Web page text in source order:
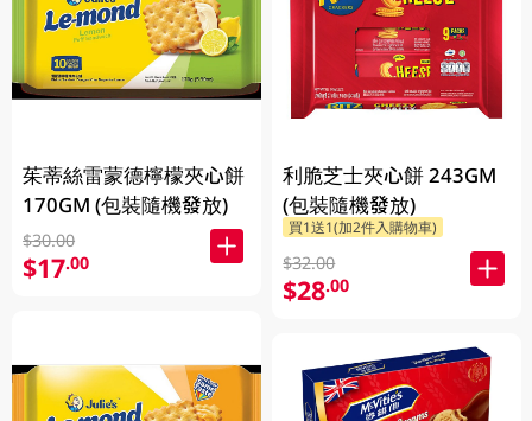
茱蒂絲雷蒙德檸檬夾心餅
170GM (包裝隨機發放)
$30.00
$17.00
利脆芝士夾心餅 243GM
(包裝隨機發放)
買1送1(加2件入購物車)
$32.00
$28.00